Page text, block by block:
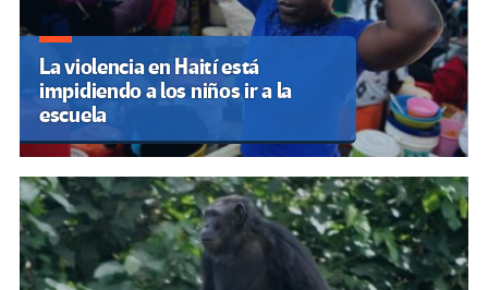
La violencia en Haití está
impidiendo a los niños ir a la
escuela